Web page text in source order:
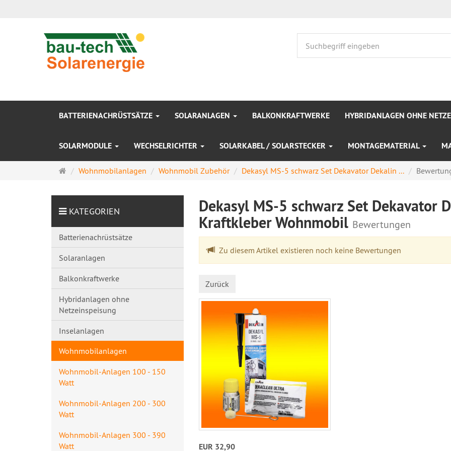
BATTERIENACHRÜSTSÄTZE SOLARANLAGEN BALKONKRAFTWERKE HYBRIDANLAGEN OHNE
SOLARMODULE WECHSELRICHTER SOLARKABEL / SOLARSTECKER MONTAGEMATERIAL
Startseite
Wohnmobilanlagen Wohnmobil Zubehör Dekasyl MS-5 schwarz Set Dekavator Dekalin ...
Dekasyl MS-5 schwarz Set Dekavator
Kraftkleber Wohnmobil Bewertungen
Zu diesem Artikel existieren noch keine Bewertungen
Zurück
EUR 32,90
KATEGORIEN
Batterienachrüstsätze
Solaranlagen
Balkonkraftwerke
Hybridanlagen ohne
Netzeinspeisung
Inselanlagen
Wohnmobilanlagen
Wohnmobil-Anlagen 100 - 150
Watt
Wohnmobil-Anlagen 200 - 300
Watt
Wohnmobil-Anlagen 300 - 390
Watt